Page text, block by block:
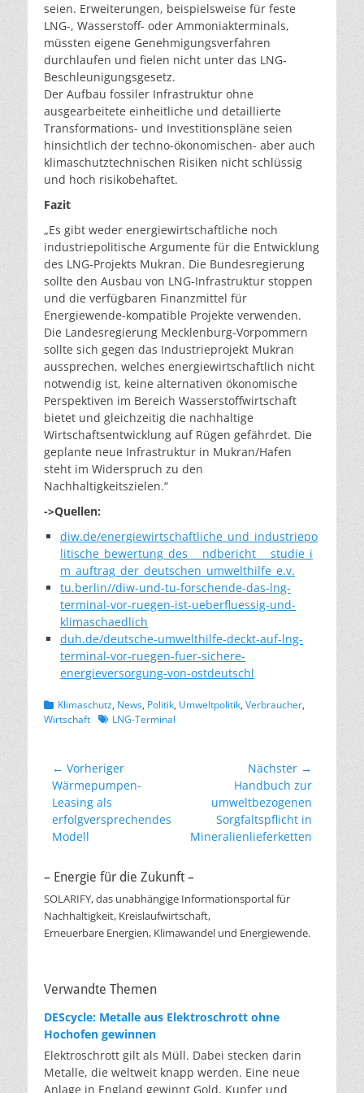
seien. Erweiterungen, beispielsweise für feste
LNG-, Wasserstoff- oder Ammoniakterminals,
müssten eigene Genehmigungsverfahren
durchlaufen und fielen nicht unter das LNG-
Beschleunigungsgesetz.
Der Aufbau fossiler Infrastruktur ohne
ausgearbeitete einheitliche und detaillierte
Transformations- und Investitionspläne seien
hinsichtlich der techno-ökonomischen- aber auch
klimaschutztechnischen Risiken nicht schlüssig
und hoch risikobehaftet.
Fazit
„Es gibt weder energiewirtschaftliche noch
industriepolitische Argumente für die Entwicklung
des LNG-Projekts Mukran. Die Bundesregierung
sollte den Ausbau von LNG-Infrastruktur stoppen
und die verfügbaren Finanzmittel für
Energiewende-kompatible Projekte verwenden.
Die Landesregierung Mecklenburg-Vorpommern
sollte sich gegen das Industrieprojekt Mukran
aussprechen, welches energiewirtschaftlich nicht
notwendig ist, keine alternativen ökonomische
Perspektiven im Bereich Wasserstoffwirtschaft
bietet und gleichzeitig die nachhaltige
Wirtschaftsentwicklung auf Rügen gefährdet. Die
geplante neue Infrastruktur in Mukran/Hafen
steht im Widerspruch zu den
Nachhaltigkeitszielen.“
->Quellen:
diw.de/energiewirtschaftliche_und_industriepo
litische_bewertung_des___ndbericht___studie_i
m_auftrag_der_deutschen_umwelthilfe_e.v.
tu.berlin//diw-und-tu-forschende-das-lng-
terminal-vor-ruegen-ist-ueberfluessig-und-
klimaschaedlich
duh.de/deutsche-umwelthilfe-deckt-auf-lng-
terminal-vor-ruegen-fuer-sichere-
energieversorgung-von-ostdeutschl
Kategorien
Klimaschutz, News, Politik, Umweltpolitik, Verbraucher,
Wirtschaft Schlagworte
LNG-Terminal
Beitragsnavigation
← Vorheriger
Vorheriger
Beitrag:
Wärmepumpen-
Leasing als
erfolgversprechendes
Modell
Nächster →
Beitrag:
Handbuch zur
umweltbezogenen
Sorgfaltspflicht in
Mineralienlieferketten
– Energie für die Zukunft –
SOLARIFY, das unabhängige Informationsportal für
Nachhaltigkeit, Kreislaufwirtschaft,
Erneuerbare Energien, Klimawandel und Energiewende.
Verwandte Themen
DEScycle: Metalle aus Elektroschrott ohne
Hochofen gewinnen
Elektroschrott gilt als Müll. Dabei stecken darin
Metalle, die weltweit knapp werden. Eine neue
Anlage in England gewinnt Gold, Kupfer und